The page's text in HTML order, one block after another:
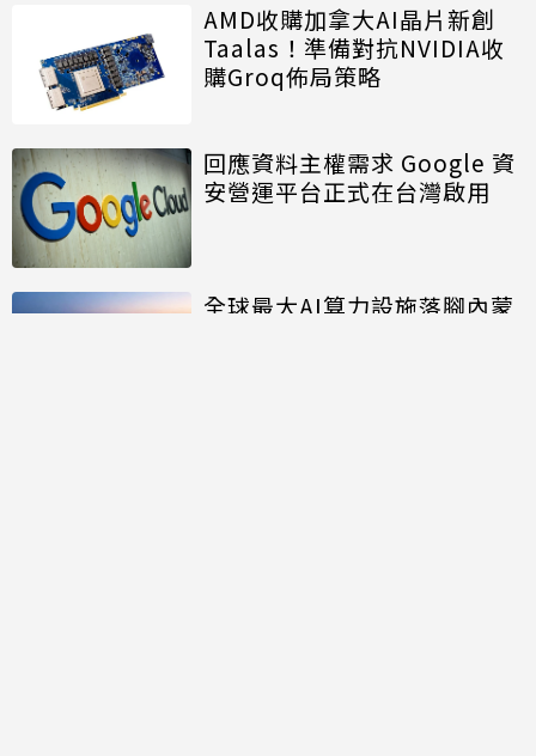
AMD收購加拿大AI晶片新創
Taalas！準備對抗NVIDIA收
購Groq佈局策略
回應資料主權需求 Google 資
安營運平台正式在台灣啟用
全球最大AI算力設施落腳內蒙